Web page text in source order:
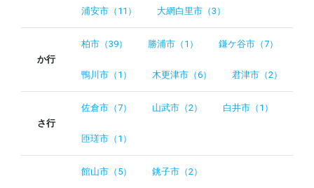
浦安市（11） 大網白里市（3）
か行
柏市（39） 勝浦市（1） 鎌ケ谷市（7）
鴨川市（1） 木更津市（6） 君津市（2）
さ行
佐倉市（7） 山武市（2） 白井市（1）
匝瑳市（1）
館山市（5） 銚子市（2）